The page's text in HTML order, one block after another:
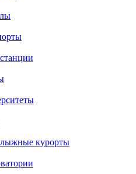
курорты